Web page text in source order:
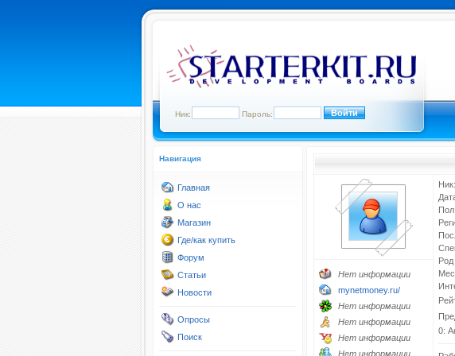
Ник: Пароль:
Навигация
Главная
О нас
Магазин
Где/как купить
Форум
Статьи
Новости
Опросы
Поиск
Ник:
Пол:
Род
0:
Нет информации
mynetmoney.ru/
Нет информации
Нет информации
Нет информации
Нет информации